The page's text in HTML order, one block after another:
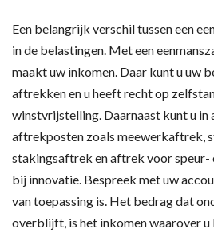
Een belangrijk verschil tussen een
in de belastingen. Met een
maakt uw inkomen. Daar kunt u uw
aftrekken en u heeft recht op
winstvrijstelling. Daarnaast kunt u in
aftrekposten zoals meewerkaftrek,
stakingsaftrek en aftrek voor
bij innovatie. Bespreek met uw
van toepassing is. Het bedrag dat
overblijft, is het inkomen waarover